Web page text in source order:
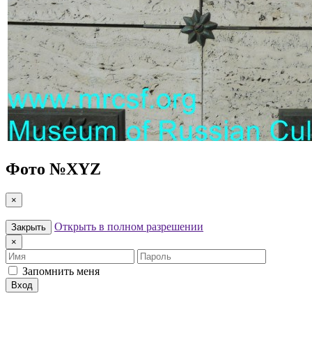
Фото №XYZ
×
Закрыть Открыть в полном разрешении
×
Имя
Пароль
Запомнить меня
Вход